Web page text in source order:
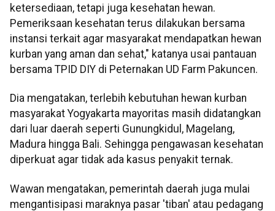
ketersediaan, tetapi juga kesehatan hewan.
Pemeriksaan kesehatan terus dilakukan bersama
instansi terkait agar masyarakat mendapatkan hewan
kurban yang aman dan sehat," katanya usai pantauan
bersama TPID DIY di Peternakan UD Farm Pakuncen.
Dia mengatakan, terlebih kebutuhan hewan kurban
masyarakat Yogyakarta mayoritas masih didatangkan
dari luar daerah seperti Gunungkidul, Magelang,
Madura hingga Bali. Sehingga pengawasan kesehatan
diperkuat agar tidak ada kasus penyakit ternak.
Wawan mengatakan, pemerintah daerah juga mulai
mengantisipasi maraknya pasar 'tiban' atau pedagang